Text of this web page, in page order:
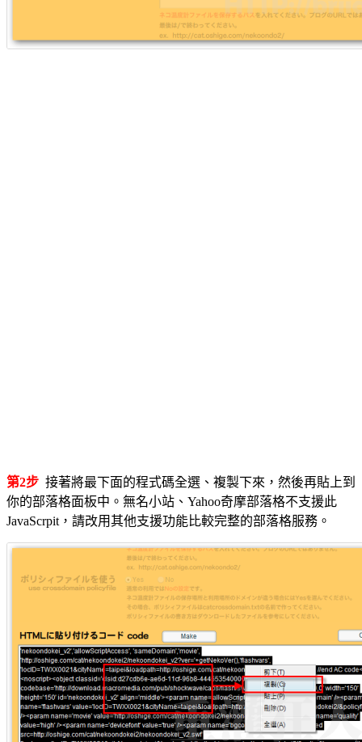
第2步 接著將最下面的程式碼全選、複製下來，然後再貼上到
你的部落格面板中。無名小站、Yahoo奇摩部落格不支援此
JavaScrpit，請改用其他支援功能比較完整的部落格服務。